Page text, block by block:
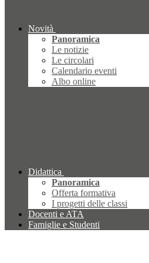
Novità
Panoramica
Le notizie
Le circolari
Calendario eventi
Albo online
Didattica
Panoramica
Offerta formativa
I progetti delle classi
Docenti e ATA
Famiglie e Studenti